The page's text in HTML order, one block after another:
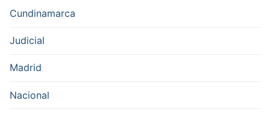
Cundinamarca
Judicial
Madrid
Nacional